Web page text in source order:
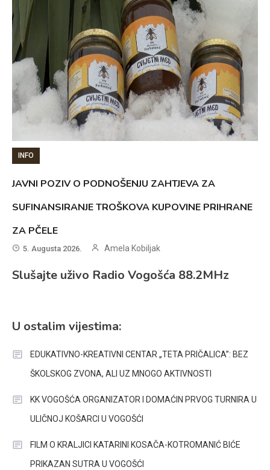
INFO
JAVNI POZIV O PODNOŠENJU ZAHTJEVA ZA
SUFINANSIRANJE TROŠKOVA KUPOVINE PRIHRANE
ZA PČELE
5. Augusta 2026. Amela Kobiljak
Slušajte uživo Radio Vogošća 88.2MHz
U ostalim vijestima:
EDUKATIVNO-KREATIVNI CENTAR „TETA PRIČALICA”: BEZ
ŠKOLSKOG ZVONA, ALI UZ MNOGO AKTIVNOSTI
KK VOGOŠĆA ORGANIZATOR I DOMAĆIN PRVOG TURNIRA U
ULIČNOJ KOŠARCI U VOGOŠĆI
FILM O KRALJICI KATARINI KOSAČA-KOTROMANIĆ BIĆE
PRIKAZAN SUTRA U VOGOŠĆI